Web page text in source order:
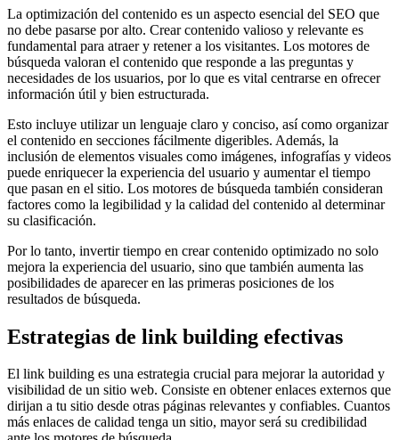
La optimización del contenido es un aspecto esencial del SEO que
no debe pasarse por alto. Crear contenido valioso y relevante es
fundamental para atraer y retener a los visitantes. Los motores de
búsqueda valoran el contenido que responde a las preguntas y
necesidades de los usuarios, por lo que es vital centrarse en ofrecer
información útil y bien estructurada.
Esto incluye utilizar un lenguaje claro y conciso, así como organizar
el contenido en secciones fácilmente digeribles. Además, la
inclusión de elementos visuales como imágenes, infografías y videos
puede enriquecer la experiencia del usuario y aumentar el tiempo
que pasan en el sitio. Los motores de búsqueda también consideran
factores como la legibilidad y la calidad del contenido al determinar
su clasificación.
Por lo tanto, invertir tiempo en crear contenido optimizado no solo
mejora la experiencia del usuario, sino que también aumenta las
posibilidades de aparecer en las primeras posiciones de los
resultados de búsqueda.
Estrategias de link building efectivas
El link building es una estrategia crucial para mejorar la autoridad y
visibilidad de un sitio web. Consiste en obtener enlaces externos que
dirijan a tu sitio desde otras páginas relevantes y confiables. Cuantos
más enlaces de calidad tenga un sitio, mayor será su credibilidad